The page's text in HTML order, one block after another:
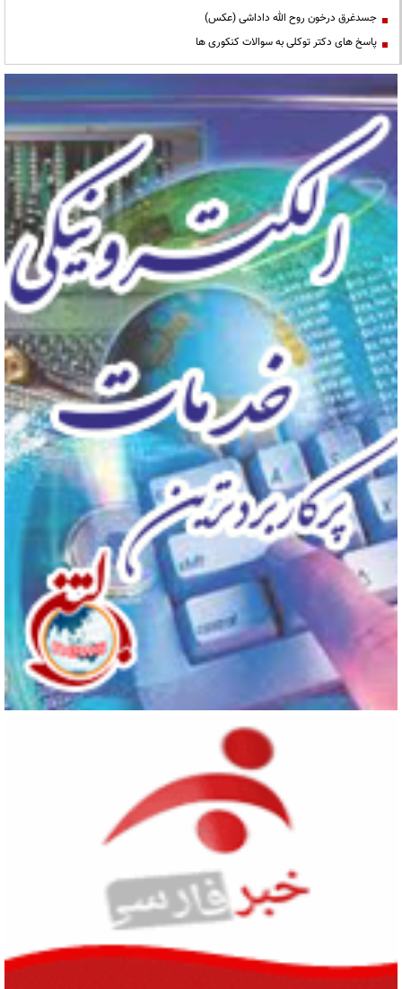
جسدغرق درخون روح الله داداشی (عکس)
پاسخ های دکتر توکلی به سوالات کنکوری ها